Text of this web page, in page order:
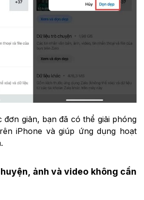
đơn giản, bạn đã có thể giải phóng
iPhone và giúp ứng dụng hoạt
ảnh và video không cần